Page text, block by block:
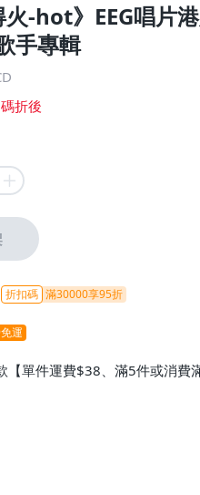
-hot》EEG唱片
手專輯
折扣碼 滿30000享95折
運
【單件運費$38、滿5件或消費
【免運費】、萊爾富取貨付款
費】、宅配/貨運【單件運費